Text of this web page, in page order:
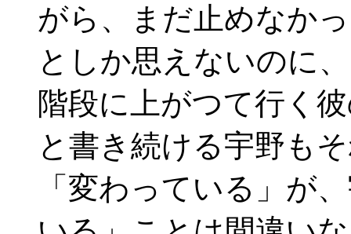
がら、まだ止めなか
としか思えないのに
階段に上がつて行く
と書き続ける宇野も
「変わっている」が